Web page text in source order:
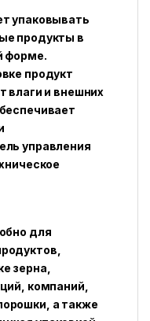
упаковывать
продукты в
форме.
продукт
влаги и внешних
управления
для
зерна,
компаний,
а также